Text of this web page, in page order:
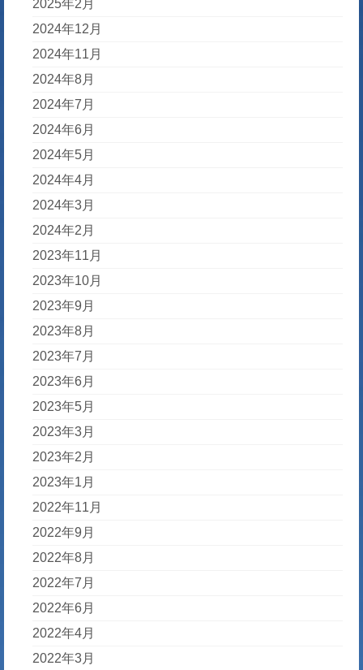
2025年2月
2024年12月
2024年11月
2024年8月
2024年7月
2024年6月
2024年5月
2024年4月
2024年3月
2024年2月
2023年11月
2023年10月
2023年9月
2023年8月
2023年7月
2023年6月
2023年5月
2023年3月
2023年2月
2023年1月
2022年11月
2022年9月
2022年8月
2022年7月
2022年6月
2022年4月
2022年3月